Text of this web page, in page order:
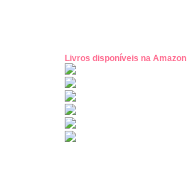
Livros disponíveis na Amazon